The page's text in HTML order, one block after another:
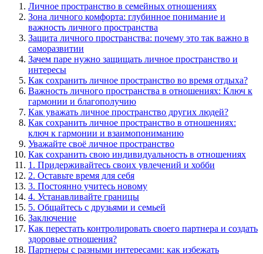
Личное пространство в семейных отношениях
Зона личного комфорта: глубинное понимание и
важность личного пространства
Защита личного пространства: почему это так важно в
саморазвитии
Зачем паре нужно защищать личное пространство и
интересы
Как сохранить личное пространство во время отдыха?
Важность личного пространства в отношениях: Ключ к
гармонии и благополучию
Как уважать личное пространство других людей?
Как сохранить личное пространство в отношениях:
ключ к гармонии и взаимопониманию
Уважайте своё личное пространство
Как сохранить свою индивидуальность в отношениях
1. Придерживайтесь своих увлечений и хобби
2. Оставьте время для себя
3. Постоянно учитесь новому
4. Устанавливайте границы
5. Общайтесь с друзьями и семьей
Заключение
Как перестать контролировать своего партнера и создать
здоровые отношения?
Партнеры с разными интересами: как избежать